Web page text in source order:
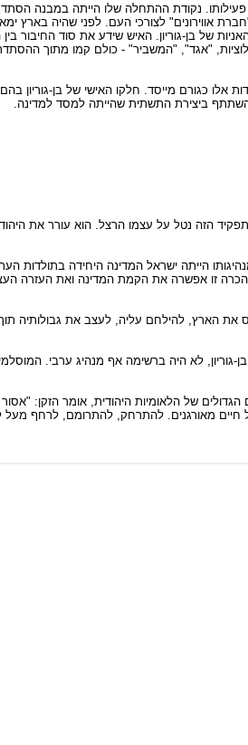
פעילותו. נקודת ההתחלה שלו הייתה במבנה
אווירונים" לצורכי העם. לפני שהיה בארץ
של בן-גוריון. האיש שידע את סוד החיבור בין
"אגד", "המשביר" - כולם קמו מתוך
אלו כגורם מייסד. חלקו האישי של בן-גוריון
ביצירת התשתית שהייתה למסד למדינה.
הזה נטל על עצמו הרצל. הוא עורר את
הייתה ישראל המדינה היחידה בתולדות
הכרה זו אפשרה את הקמת המדינה ואת העזרה
את הארץ, להילחם עליה, לעצב את גבולותיה
העולם כולו. אחד מהם היה בן-גוריון, לא היה ברשימה אף מנהיג
של הלאומיות היהודית, אומר הזקן:
חיים מאורגנים. להתרחק, להתרומם, לרחף מעל